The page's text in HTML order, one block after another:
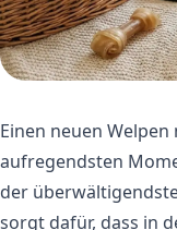
Einen neuen
aufregendsten
der
sorgt dafür, dass in